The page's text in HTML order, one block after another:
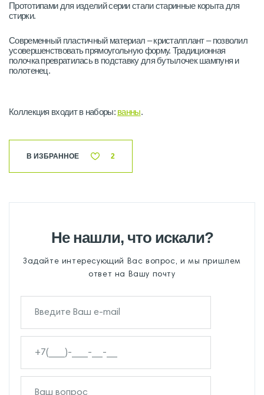
Прототипами для изделий серии стали старинные корыта для
стирки.
Современный пластичный материал – кристалплант – позволил
усовершенствовать прямоугольную форму. Традиционная
полочка превратилась в подставку для бутылочек шампуня и
полотенец.
Коллекция входит в наборы: ванны.
В ИЗБРАННОЕ 2
Не нашли, что искали?
Задайте интересующий Вас вопрос, и мы пришлем
ответ на Вашу почту